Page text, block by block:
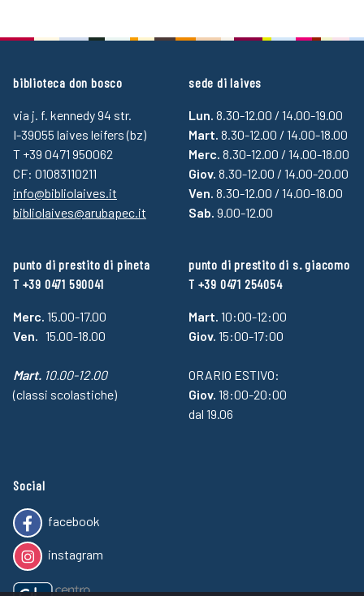
biblioteca don bosco
via j. f. kennedy 94 str.
I-39055 laives leifers (bz)
T +39 0471 950062
CF: 01083110211
info@bibliolaives.it
bibliolaives@arubapec.it
sede di laives
Lun. 8.30-12.00 / 14.00-19.00
Mart. 8.30-12.00 / 14.00-18.00
Merc. 8.30-12.00 / 14.00-18.00
Giov. 8.30-12.00 / 14.00-20.00
Ven. 8.30-12.00 / 14.00-18.00
Sab. 9.00-12.00
punto di prestito di pineta
T +39 0471 590041
Merc. 15.00-17.00
Ven.
15.00-18.00
Mart. 10.00-12.00
(classi scolastiche)
punto di prestito di s. giacomo
T +39 0471 254054
Mart. 10:00-12:00
Giov. 15:00-17:00
ORARIO ESTIVO:
Giov. 18:00-20:00
dal 19.06
Social
facebook
instagram